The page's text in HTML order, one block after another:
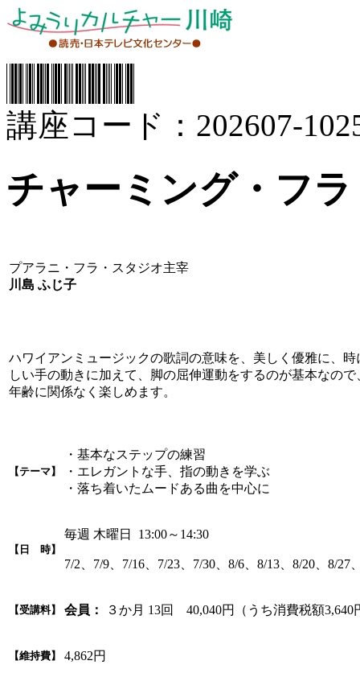
講座コード：202607-
チャーミング・フラ
プアラニ・フラ・スタジオ主宰
川島 ふじ子
ハワイアンミュージックの歌詞の意味を、美しく優雅に、
しい手の動きに加えて、脚の屈伸運動をするのが基本なの
年齢に関係なく楽しめます。
【テーマ】
・基本なステップの練習
・エレガントな手、指の動きを学ぶ
・落ち着いたムードある曲を中心に
【日 時】
毎週 木曜日 13:00～14:30
7/2、7/9、7/16、7/23、7/30、8/6、8/13、8/20、8/27
【受講料】 会員： ３か月 13回 40,040円（うち消費税額3,640
【維持費】 4,862円